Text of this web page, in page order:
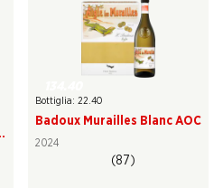
Bottiglia: 22.40
Badoux Murailles Blanc AOC
2024
(87)